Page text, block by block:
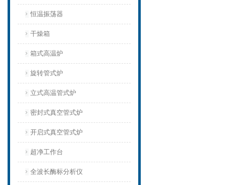
恒温振荡器
干燥箱
箱式高温炉
旋转管式炉
立式高温管式炉
密封式真空管式炉
开启式真空管式炉
超净工作台
全波长酶标分析仪